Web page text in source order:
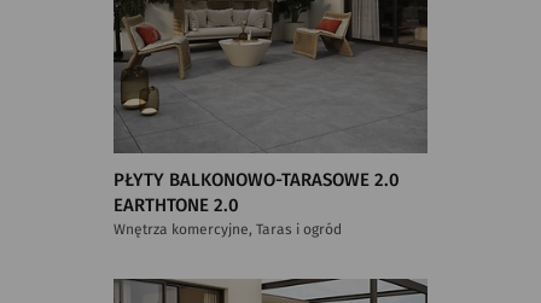
PŁYTY BALKONOWO-TARASOWE 2.0
EARTHTONE 2.0
Wnętrza komercyjne, Taras i ogród